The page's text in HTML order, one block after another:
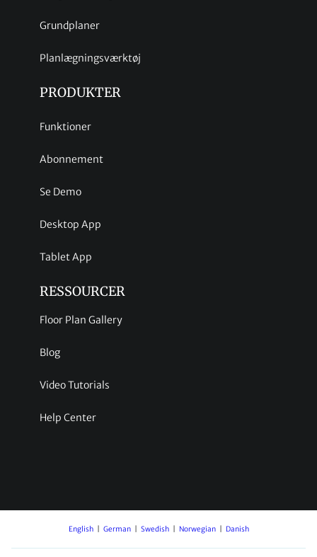
Grundplaner
Planlægningsværktøj
PRODUKTER
Funktioner
Abonnement
Se Demo
Desktop App
Tablet App
RESSOURCER
Floor Plan Gallery
Blog
Video Tutorials
Help Center
English German Swedish Norwegian Danish